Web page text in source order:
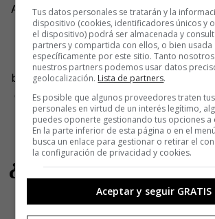
Apliquemos esa tabla al reportaje de
muestra algo relevante, que afecta a
sucede en un lugar cercano
que, además, es inusual. Y, encima,
bonitas. Ahora bien, ¿es representativo
eso España? No, no lo es. Así que
noticioso que, en verdad, no es real. Y
asunto.
¿Cómo cambia el
procesarlo?
Tus datos personales se tratarán y la
dispositivo (cookies, identificadores únicos y
el dispositivo) podrá ser almacenada y
partners y compartida con ellos, o bien usada
específicamente por este sitio. Tanto
nuestros partners podemos usar datos
geolocalización. Lista de partners.
Es posible que algunos proveedores traten
personales en virtud de un interés legítimo,
puedes oponerte gestionando tus opciones a
En la parte inferior de esta página o en el
busca un enlace para gestionar o retirar el
la configuración de privacidad y cookies.
Aceptar y seguir GRATIS